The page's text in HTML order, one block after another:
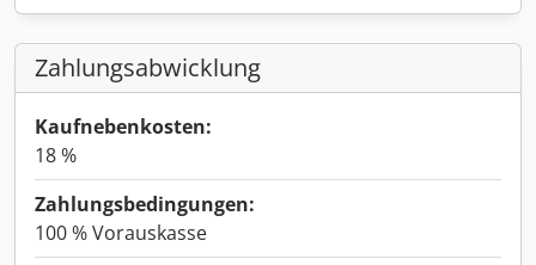
Zahlungsabwicklung
Kaufnebenkosten:
18 %
Zahlungsbedingungen:
100 % Vorauskasse